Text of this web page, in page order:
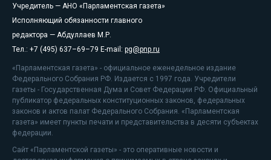
Учредитель — АНО «Парламентская газета»
Исполняющий обязанности главного
редактора — Абдуллаев М.Р.
Тел.: +7 (495) 637–69–79 E-mail: pg@pnp.ru
«Парламентская газета» - официальное еженедельное издание
Федерального Собрания РФ. Издается с 1997 года. Учредители
газеты - Государственная Дума и Совет Федерации РФ. Официальный
публикатор федеральных конституционных законов, федеральных
законов и актов палат Федерального Собрания. «Парламентская
газета» имеет пункты печати и представительства в десяти субъектах
федерации.
Сайт «Парламентской газеты» - это оперативные новости и